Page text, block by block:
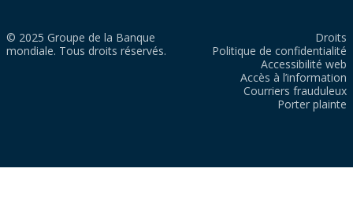
© 2025 Groupe de la Banque
mondiale. Tous droits réservés.
Droits
Politique de confidentialité
Accessibilité web
Accès à l’information
Courriers frauduleux
Porter plainte